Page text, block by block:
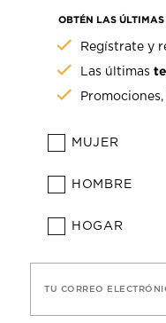
OBTÉN LAS
Regístrate y
Las últimas
Promociones,
MUJER
HOMBRE
HOGAR
TU CORREO